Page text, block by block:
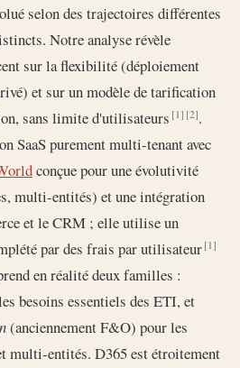
selon des trajectoires différentes
Notre analyse révèle
sur la flexibilité (déploiement
et sur un modèle de tarification
sans limite d'utilisateurs[1] [2].
SaaS purement multi-tenant avec
conçue pour une évolutivité
multi-entités) et une intégration
et le CRM ; elle utilise un
par des frais par utilisateur[1]
en réalité deux familles :
besoins essentiels des ETI, et
(anciennement F&O) pour les
multi-entités. D365 est étroitement